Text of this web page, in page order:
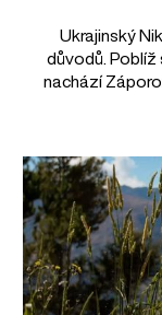
Ukrajinský
důvodů. Poblíž
nachází